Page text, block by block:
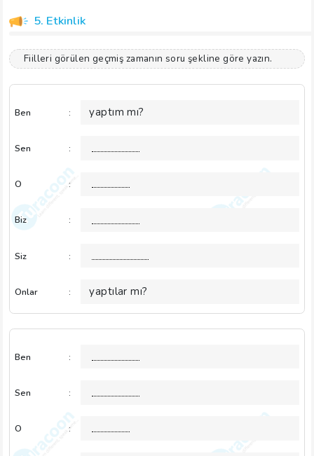
5. Etkinlik
Fiilleri görülen geçmiş zamanın soru şekline göre yazın.
Ben : yaptım mı?
Sen :
O :
Biz :
Siz :
Onlar : yaptılar mı?
Ben :
Sen :
O :